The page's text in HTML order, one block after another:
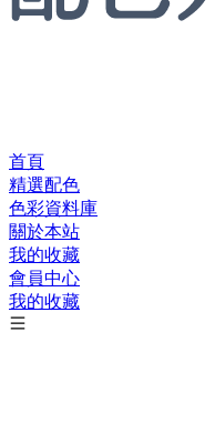
首頁
精選配色
色彩資料庫
關於本站
我的收藏
會員中心
我的收藏